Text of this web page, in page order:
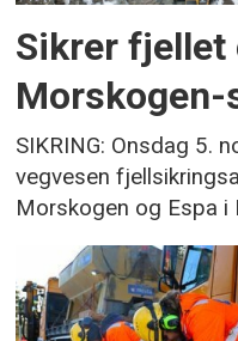
Sikrer fjellet
Morskogen-
SIKRING: Onsdag 5.
vegvesen
Morskogen og Espa i